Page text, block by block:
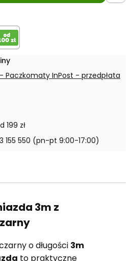
- Paczkomaty InPost - przedpłata
199 zł
155 550 (pn-pt 9:00-17:00)
3m z
o długości 3m
to praktyczne